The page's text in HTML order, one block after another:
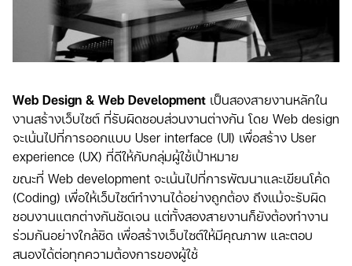
Web Design & Web Development เป็นสองสายงานหลักใน
งานสร้างเว็บไซต์ ที่รับผิดชอบส่วนงานต่างกัน โดย Web design
จะเน้นไปที่การออกแบบ User interface (UI) เพื่อสร้าง User
experience (UX) ที่ดีให้กับกลุ่มผู้ใช้เป้าหมาย
ขณะที่ Web development จะเน้นไปที่การพัฒนาและเขียนโค้ด
(Coding) เพื่อให้เว็บไซต์ทำงานได้อย่างถูกต้อง ถึงแม้จะรับผิด
ชอบงานแตกต่างกันชัดเจน แต่ทั้งสองสายงานก็ยังต้องทำงาน
ร่วมกันอย่างใกล้ชิด เพื่อสร้างเว็บไซต์ให้มีคุณภาพ และตอบ
สนองได้ต่อทุกความต้องการของผู้ใช้